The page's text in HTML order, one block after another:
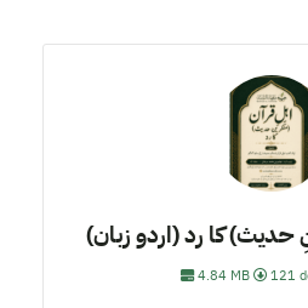
حدیث) کا رد (اردو زبان)
4.84 MB 121